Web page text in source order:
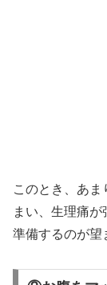
このとき、あ
まい、生理痛
準備するのが望